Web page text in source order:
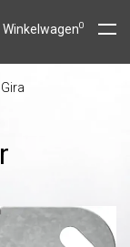
Winkelwagen0
Gira